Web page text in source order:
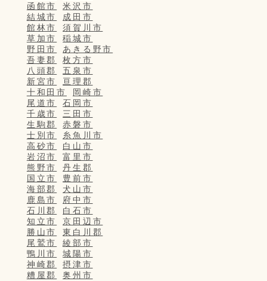
函館市
米沢市
結城市
成田市
館林市
須賀川市
草加市
稲城市
野田市
あきる野市
吾妻郡
枚方市
八頭郡
五泉市
新宮市
亘理郡
十和田市
岡崎市
尾道市
石岡市
千歳市
三田市
生駒郡
赤磐市
士別市
糸魚川市
高砂市
白山市
岩沼市
富里市
熊野市
丹生郡
国立市
豊前市
海部郡
犬山市
鹿島市
府中市
石川郡
白石市
知立市
京田辺市
勝山市
東白川郡
尾鷲市
綾部市
鴨川市
城陽市
神崎郡
摂津市
糟屋郡
奥州市